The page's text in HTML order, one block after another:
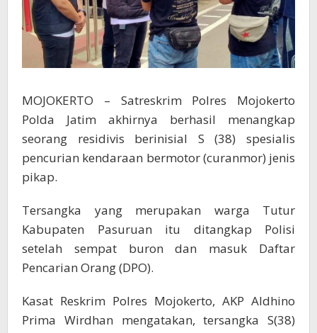
MOJOKERTO – Satreskrim Polres Mojokerto
Polda Jatim akhirnya berhasil menangkap
seorang residivis berinisial S (38) spesialis
pencurian kendaraan bermotor (curanmor) jenis
pikap.
Tersangka yang merupakan warga Tutur
Kabupaten Pasuruan itu ditangkap Polisi
setelah sempat buron dan masuk Daftar
Pencarian Orang (DPO).
Kasat Reskrim Polres Mojokerto, AKP Aldhino
Prima Wirdhan mengatakan, tersangka S(38)